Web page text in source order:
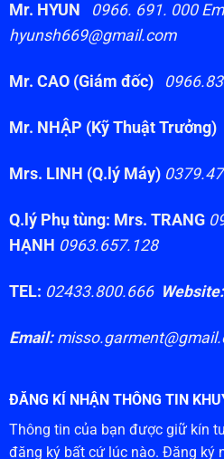
Mr. HYUN
0966. 691. 000
hyunsh669@gmail.com
Mr. CAO (Giám đốc)
Mr. NHẬP (Kỹ Thuật Trưởng)
Mrs. LINH (Q.lý Máy)
Q.lý Phụ tùng: Mrs. TRANG
HẠNH 0963.657.128
TEL: 02433.800.666 Website:
Email:
ĐĂNG KÍ NHẬN THÔNG TIN
Thông tin của bạn được giữ kín
đăng ký bất cứ lúc nào. Đăng ký